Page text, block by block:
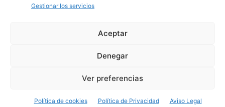
Gestionar los servicios
Aceptar
Denegar
Ver preferencias
Política de cookies Política de Privacidad Aviso Legal